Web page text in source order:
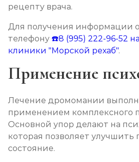
рецепту врача.
Для получения информации
телефону ☎️8 (995) 222-96-52
клиники "Морской рехаб".
Применение
Лечение дромомании
применением комплексного
Основной упор делают на
которая позволяет улучшить
состояние.